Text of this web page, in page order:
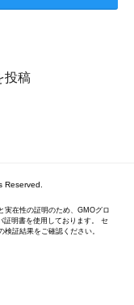
投稿
Reserved.
実在性の証明のため、GMOグロ
証明書を使用しております。 セ
証結果をご確認ください。